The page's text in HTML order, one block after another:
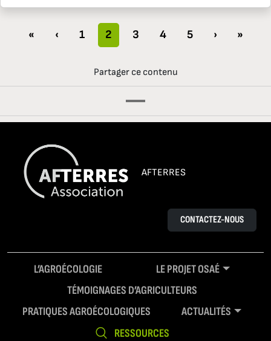
« ‹ 1 2 3 4 5 › »
Partager ce contenu
AFTERRES
CONTACTEZ-NOUS
L’AGROÉCOLOGIE
LE PROJET OSAÉ
TÉMOIGNAGES D’AGRICULTEURS
PRATIQUES AGROÉCOLOGIQUES
ACTUALITÉS
RESSOURCES